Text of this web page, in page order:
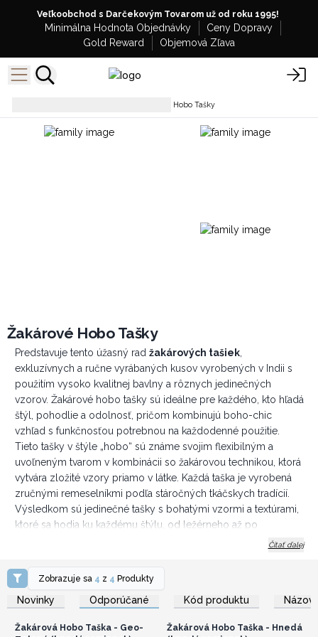
Veľkoobchod s Darčekovým Tovarom už od roku 1995!
Minimálna Hodnota Objednávky
Ceny Dopravy
Gold Reward
Objemová Zľava
Žakárové Hobo Tašky
Žakárové Hobo Tašky
Predstavuje tento úžasný rad žakárových tašiek,
exkluzívnych a ručne vyrábaných kusov vyrobených v Indii s
použitím vysoko kvalitnej bavlny a rôznych jedinečných
vzorov. Žakárové hobo tašky sú ideálne pre každého, kto hľadá
štýl, pohodlie a odolnosť, pričom kombinujú boho-chic
vzhľad s funkčnosťou potrebnou na každodenné použitie.
Tieto tašky v štýle „hobo“ sú známe svojim flexibilným a
uvoľneným tvarom v kombinácii so žakárovou technikou, ktorá
vytvára zložité vzory priamo v látke. Každá taška je vyrobená
zručnými remeselníkmi podľa stáročných tkáčskych tradícií.
Výsledkom sú jedinečné tašky s bohatými vzormi a textúrami,
ktoré sa hodia ku každému štýlu, od ležérneho až po
tašiek, ako aj dva typy farieb ich remienkov. Nech už je vkus
vašich zákazníkov akýkoľvek, máme možnosti od žiarivých,
výrazných farieb až po tlmenejšie a sofistikovanejšie tóny.
farbu zvýrazniť vo svojom vzhľade, zatiaľ čo elegantná hnedá
Čítať ďalej
Zobrazuje sa 4 z 4 Produkty
Novinky Odporúčané Kód produktu Názov
Prihláste sa alebo
zaregistrujte sa pre
veľkoobchodné ceny
Žakárová Hobo Taška - Geo-
zaregistrujte sa pre
veľkoobchodné ceny
Žakárová Hobo Taška - Hnedá